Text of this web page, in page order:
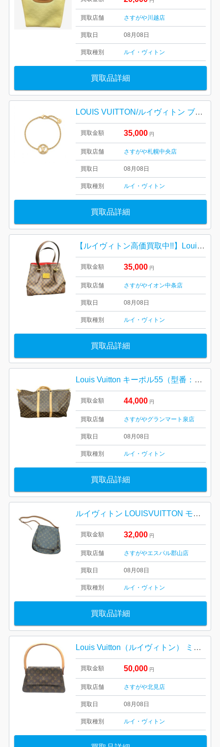
買取店舗 さすがや川越店
買取日 08月08日
買取種別 ルイ・ヴィトン
買取品詳細
LOUIS VUITTON/ルイヴィトン ブラスレ・LV アイコニック M6780E
買取金額 35,000 円
買取店舗 さすがや札幌中央店
買取日 08月08日
買取種別 ルイ・ヴィトン
買取品詳細
【ルイヴィトン高価買取中!!】Louis Vuitton ルイヴィトン ハムステッドMM モノグラム
買取金額 35,000 円
買取店舗 さすがやイオン中条店
買取日 08月08日
買取種別 ルイ・ヴィトン
買取品詳細
Louis Vuitton キーポル55（型番：M41424）
買取金額 44,000 円
買取店舗 さすがやグランマート泉店
買取日 08月08日
買取種別 ルイ・ヴィトン
買取品詳細
ルイヴィトン LOUISVUITTON モノグラム ミュゼットサルサ
買取金額 32,000 円
買取店舗 さすがやエスパル郡山店
買取日 08月08日
買取種別 ルイ・ヴィトン
買取品詳細
Louis Vuitton（ルイヴィトン） ミニルーピング モノグラム
買取金額 50,000 円
買取店舗 さすがや北見店
買取日 08月08日
買取種別 ルイ・ヴィトン